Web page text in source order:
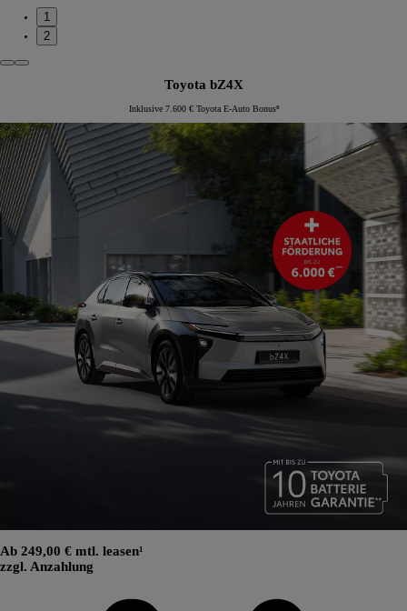
1
2
Toyota bZ4X
Inklusive 7.600 € Toyota E-Auto Bonus⁸
Ab 249,00 € mtl. leasen¹
zzgl. Anzahlung